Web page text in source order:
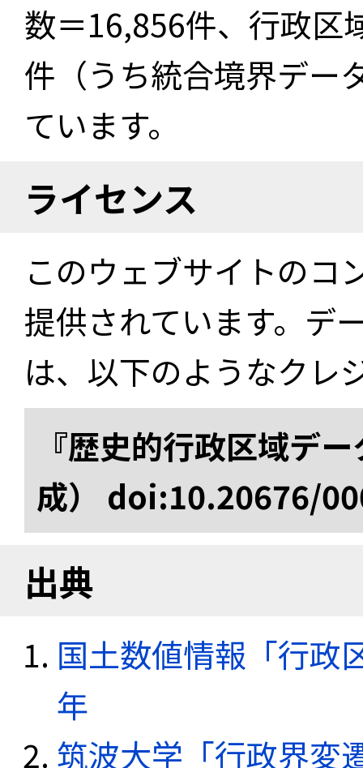
数＝16,856件、行政区
件（うち統合境界デー
ています。
ライセンス
このウェブサイトのコ
提供されています。デ
は、以下のようなクレ
『歴史的行政区域デ
成） doi:10.20676/
出典
国土数値情報「行政
年
筑波大学「行政界変